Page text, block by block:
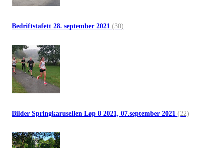
Bedriftstafett 28. september 2021 (30)
Bilder Springkarusellen Løp 8 2021, 07.september 2021 (22)